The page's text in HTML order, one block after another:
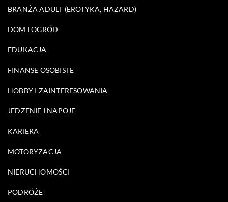
BRANŻA ADULT (EROTYKA, HAZARD)
DOM I OGRÓD
EDUKACJA
FINANSE OSOBISTE
HOBBY I ZAINTERESOWANIA
JEDZENIE I NAPOJE
KARIERA
MOTORYZACJA
NIERUCHOMOŚCI
PODRÓŻE